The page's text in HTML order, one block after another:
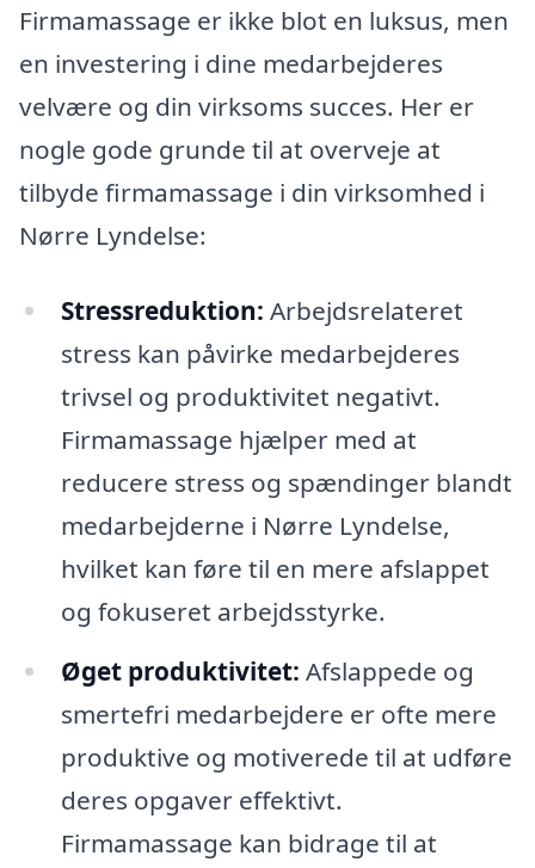
Firmamassage er ikke blot en luksus, men
en investering i dine medarbejderes
velvære og din virksoms succes. Her er
nogle gode grunde til at overveje at
tilbyde firmamassage i din virksomhed i
Nørre Lyndelse:
Stressreduktion: Arbejdsrelateret
stress kan påvirke medarbejderes
trivsel og produktivitet negativt.
Firmamassage hjælper med at
reducere stress og spændinger blandt
medarbejderne i Nørre Lyndelse,
hvilket kan føre til en mere afslappet
og fokuseret arbejdsstyrke.
Øget produktivitet: Afslappede og
smertefri medarbejdere er ofte mere
produktive og motiverede til at udføre
deres opgaver effektivt.
Firmamassage kan bidrage til at